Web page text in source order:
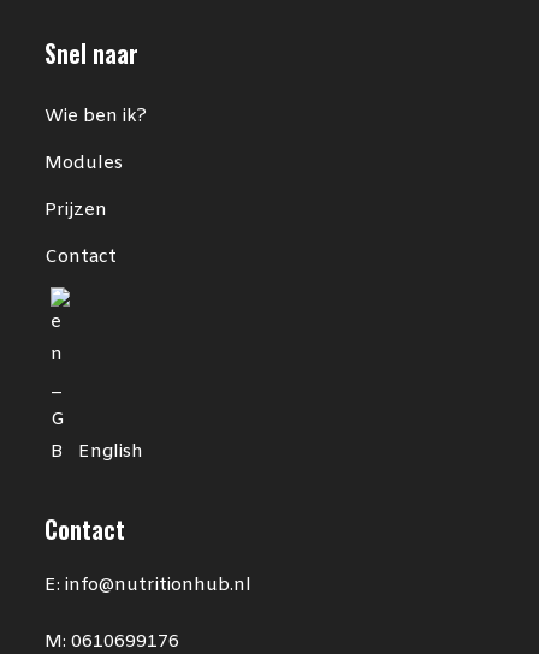
Snel naar
Wie ben ik?
Modules
Prijzen
Contact
English
Contact
E: info@nutritionhub.nl
M: 0610699176